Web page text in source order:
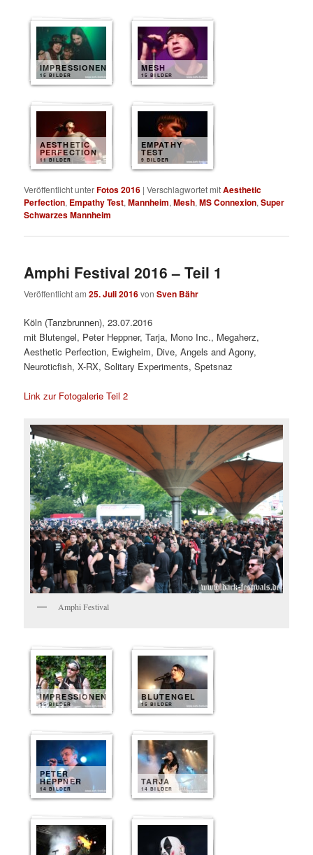
IMPRESSIONEN
15 BILDER
MESH
15 BILDER
AESTHETIC
PERFECTION
11 BILDER
EMPATHY
TEST
9 BILDER
Veröffentlicht unterFotos 2016 |Verschlagwortet mitAesthetic
Perfection, Empathy Test,Mannheim,Mesh,MS Connexion,Super
Schwarzes Mannheim
Amphi Festival 2016 – Teil 1
Veröffentlicht am25. Juli 2016vonSven Bähr
Köln (Tanzbrunnen), 23.07.2016
mit Blutengel, Peter Heppner, Tarja, Mono Inc., Megaherz,
Aesthetic Perfection, Ewigheim, Dive, Angels and Agony,
Neuroticfish, X-RX, Solitary Experiments, Spetsnaz
Link zur Fotogalerie Teil 2
Amphi Festival
IMPRESSIONEN
15 BILDER
BLUTENGEL
15 BILDER
PETER
HEPPNER
14 BILDER
TARJA
14 BILDER